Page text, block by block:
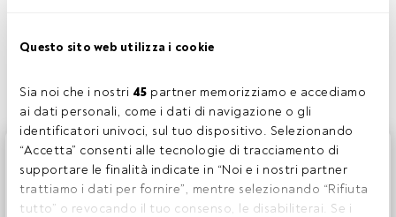
Questo sito web utilizza i cookie
Sia noi che i nostri 45 partner memorizziamo e accediamo
ai dati personali, come i dati di navigazione o gli
identificatori univoci, sul tuo dispositivo. Selezionando
“Accetta” consenti alle tecnologie di tracciamento di
supportare le finalità indicate in “Noi e i nostri partner
trattiamo i dati per fornire”, mentre selezionando “Rifiuta
tutto” o revocando il tuo consenso, le disabiliterai. Se i
Condividi:
Questo è un articolo riservato agli utenti FundsPeople. Se
sei già registrato, accedi tramite il pulsante Login. Se non
hai ancora un account, ti invitiamo a registrarti per scoprire
tutti i contenuti che FundsPeople ha da offrire.